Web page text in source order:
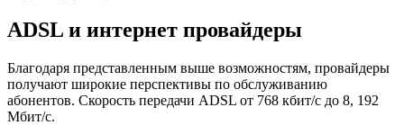
ADSL и интернет провайдеры
Благодаря представленным выше возможностям, провайдеры
получают широкие перспективы по обслуживанию
абонентов. Скорость передачи ADSL от 768 кбит/с до 8, 192
Мбит/с.